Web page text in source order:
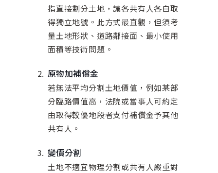
指直接劃分土地，讓各共有人各自取
得獨立地號。此方式最直觀，但須考
量土地形狀、道路鄰接面、最小使用
面積等技術問題。
原物加補償金
若無法平均分割土地價值，例如某部
分臨路價值高，法院或當事人可約定
由取得較優地段者支付補償金予其他
共有人。
變價分割
土地不適宜物理分割或共有人嚴重對